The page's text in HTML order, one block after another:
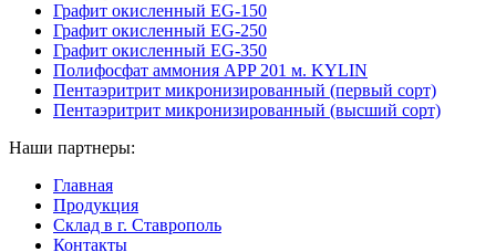
Графит окисленный EG-150
Графит окисленный EG-250
Графит окисленный EG-350
Полифосфат аммония APP 201 м. KYLIN
Пентаэритрит микронизированный (первый сорт)
Пентаэритрит микронизированный (высший сорт)
Наши партнеры:
Главная
Продукция
Склад в г. Ставрополь
Контакты